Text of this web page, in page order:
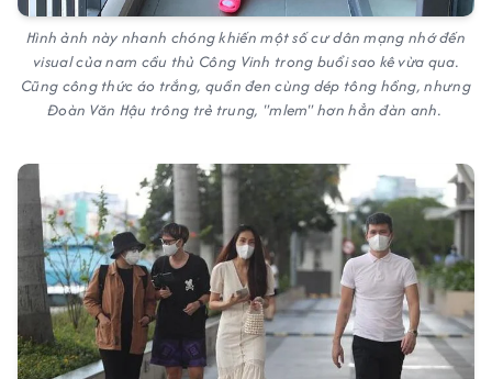
Hình ảnh này nhanh chóng khiến một số cư dân mạng nhớ đến
visual của nam cầu thủ Công Vinh trong buổi sao kê vừa qua.
Cũng công thức áo trắng, quần đen cùng dép tông hồng, nhưng
Đoàn Văn Hậu trông trẻ trung, "mlem" hơn hẳn đàn anh.